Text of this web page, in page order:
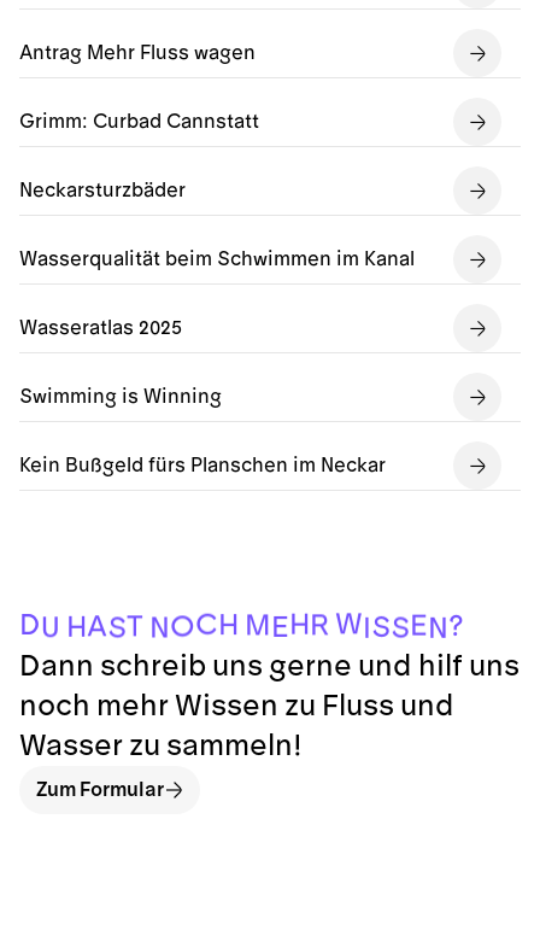
Antrag Mehr Fluss wagen
Grimm: Curbad Cannstatt
Neckarsturzbäder
Wasserqualität beim Schwimmen im Kanal
Wasseratlas 2025
Swimming is Winning
Kein Bußgeld fürs Planschen im Neckar
DU HAST NOCH MEHR W
ISSEN?
Dann schreib uns gerne und hilf uns
noch mehr Wissen zu Fluss und
Wasser zu sammeln!
Zum Formular